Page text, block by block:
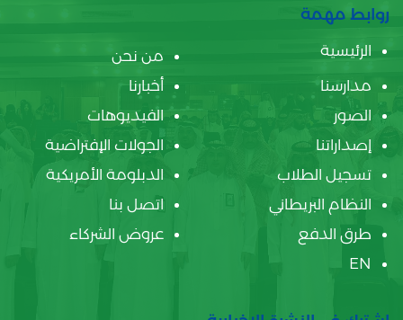
روابط مهمة
الرئيسية
من نحن
مدارسنا
أخبارنا
الصور
الفيديوهات
إصداراتنا
الجولات الإفتراضية
تسجيل الطلاب
الدبلومة الأمريكية
النظام البريطاني
اتصل بنا
طرق الدفع
عروض الشركاء
EN